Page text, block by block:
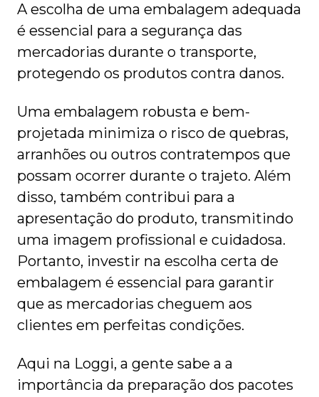
A escolha de uma embalagem adequada
é essencial para a segurança das
mercadorias durante o transporte,
protegendo os produtos contra danos.
Uma embalagem robusta e bem-
projetada minimiza o risco de quebras,
arranhões ou outros contratempos que
possam ocorrer durante o trajeto. Além
disso, também contribui para a
apresentação do produto, transmitindo
uma imagem profissional e cuidadosa.
Portanto, investir na escolha certa de
embalagem é essencial para garantir
que as mercadorias cheguem aos
clientes em perfeitas condições.
Aqui na Loggi, a gente sabe a a
importância da preparação dos pacotes